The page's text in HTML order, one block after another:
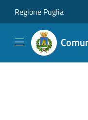
Regione Puglia